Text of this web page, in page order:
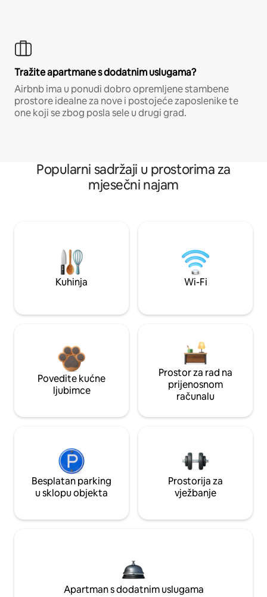
Tražite apartmane s dodatnim uslugama?
Airbnb ima u ponudi dobro opremljene stambene
prostore idealne za nove i postojeće zaposlenike te
one koji se zbog posla sele u drugi grad.
Popularni sadržaji u prostorima za
mjesečni najam
Kuhinja Wi-Fi
Povedite kućne
ljubimce
Prostor za rad na
prijenosnom
računalu
Besplatan parking
u sklopu objekta
Prostorija za
vježbanje
Apartman s dodatnim uslugama